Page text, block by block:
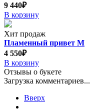
9 440₽
В корзину
Хит продаж
Пламенный привет М
4 550₽
В корзину
Отзывы о букете
Загрузка комментариев...
Вверх